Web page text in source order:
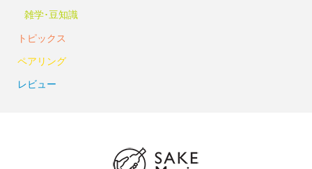
雑学･豆知識
トピックス
ペアリング
レビュー